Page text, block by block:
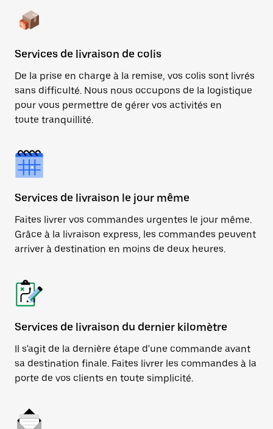
Services de livraison de colis
De la prise en charge à la remise, vos colis sont livrés
sans difficulté. Nous nous occupons de la logistique
pour vous permettre de gérer vos activités en
toute tranquillité.
Services de livraison le jour même
Faites livrer vos commandes urgentes le jour même.
Grâce à la livraison express, les commandes peuvent
arriver à destination en moins de deux heures.
Services de livraison du dernier kilomètre
Il s'agit de la dernière étape d'une commande avant
sa destination finale. Faites livrer les commandes à la
porte de vos clients en toute simplicité.